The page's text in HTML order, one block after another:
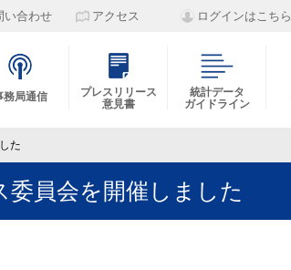
い合わせ アクセス ログインはこちら
務局通信
プレスリリース
意見書
統計データ
ガイドライン
た
委員会を開催しました